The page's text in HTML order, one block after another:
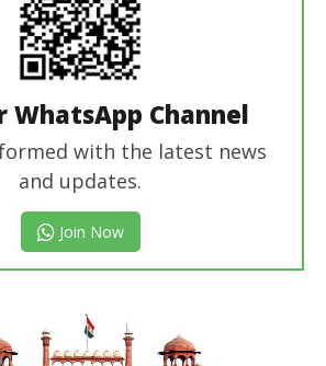
WhatsApp Channel
with the latest news
and updates.
Join Now